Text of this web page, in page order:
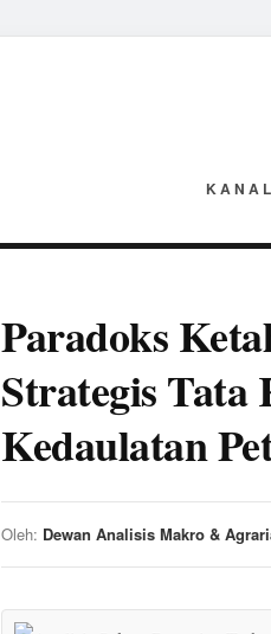
Paradoks
Strategis
Kedaulatan
Oleh: Dewan Analisis Makro &